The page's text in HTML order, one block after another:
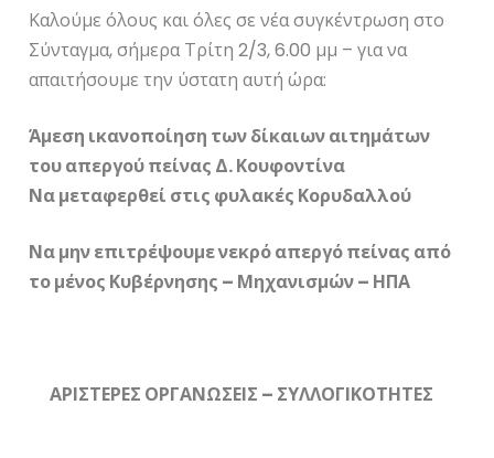
Καλούμε όλους και όλες σε νέα συγκέντρωση στο
Σύνταγμα, σήμερα Τρίτη 2/3, 6.00 μμ – για να
απαιτήσουμε την ύστατη αυτή ώρα:
Άμεση ικανοποίηση των δίκαιων αιτημάτων
του απεργού πείνας Δ. Κουφοντίνα
Να μεταφερθεί στις φυλακές Κορυδαλλού
Να μην επιτρέψουμε νεκρό απεργό πείνας από
το μένος Κυβέρνησης – Μηχανισμών – ΗΠΑ
ΑΡΙΣΤΕΡΕΣ ΟΡΓΑΝΩΣΕΙΣ – ΣΥΛΛΟΓΙΚΟΤΗΤΕΣ